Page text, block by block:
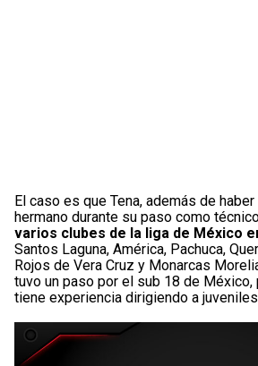
El caso es que Tena, además de
hermano durante su paso como
varios clubes de la liga de México
Santos Laguna, América, Pachuca,
Rojos de Vera Cruz y Monarcas
tuvo un paso por el sub 18 de México,
tiene experiencia dirigiendo a